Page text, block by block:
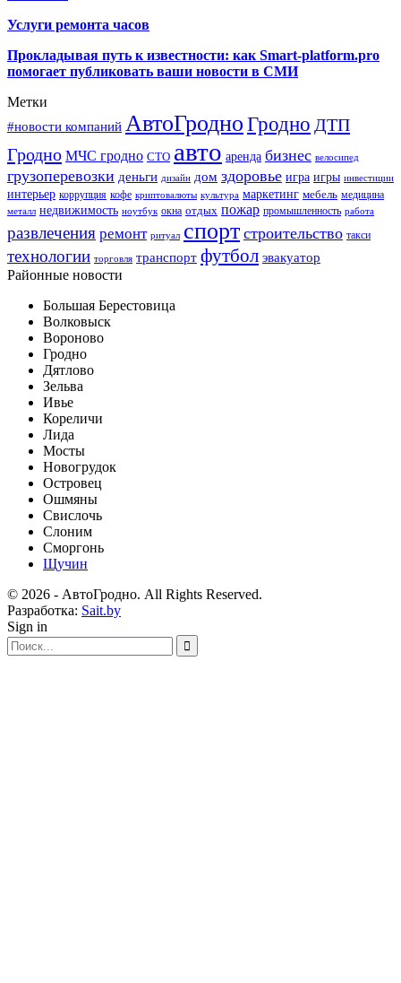
Услуги ремонта часов
Прокладывая путь к известности: как Smart-platform.pro
помогает публиковать ваши новости в СМИ
Метки
#новости компаний АвтоГродноГродно ДТП
Гродно МЧС гродно СТО авто аренда бизнес велосипед
грузоперевозки деньги дизайн дом здоровье игра игры инвестиции
интерьер коррупция кофе криптовалюты культура маркетинг мебель медицина
металл недвижимость ноутбук окна отдых пожар промышленность работа
развлечения ремонт ритуал спорт строительство такси
технологии торговля транспорт футбол эвакуатор
Районные новости
Большая Берестовица
Волковыск
Вороново
Гродно
Дятлово
Зельва
Ивье
Кореличи
Лида
Мосты
Новогрудок
Островец
Ошмяны
Свислочь
Слоним
Сморгонь
Щучин
© 2026 - АвтоГродно. All Rights Reserved.
Разработка: Sait.by
Sign in